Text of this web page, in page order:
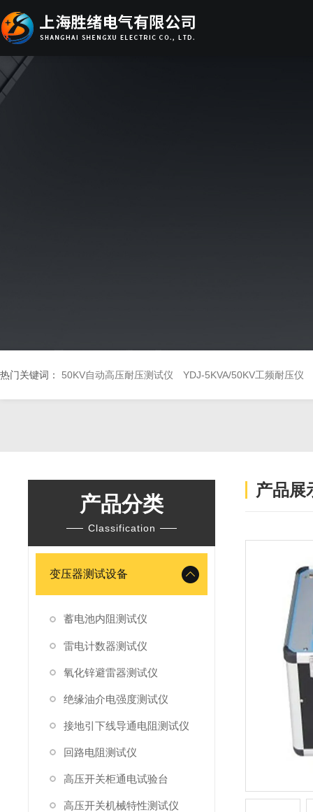
热门关键词： 50KV自动高压耐压测试仪 YDJ-5KVA/50KV工频耐压仪
产品分类
Classification
变压器测试设备
蓄电池内阻测试仪
雷电计数器测试仪
氧化锌避雷器测试仪
绝缘油介电强度测试仪
接地引下线导通电阻测试仪
回路电阻测试仪
高压开关柜通电试验台
高压开关机械特性测试仪
产品展